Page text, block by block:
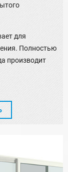
для
Полностью
производит